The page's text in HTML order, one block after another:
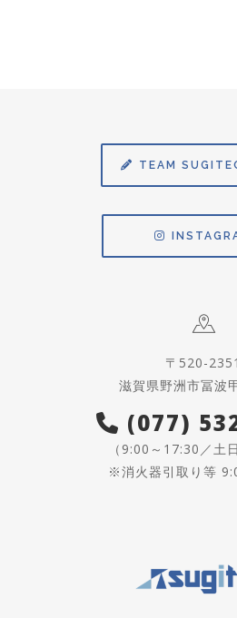
TEAM
〒520-2351
滋賀県野洲市冨波
(077)
（9:00～17:30／土
※消火器引取り等